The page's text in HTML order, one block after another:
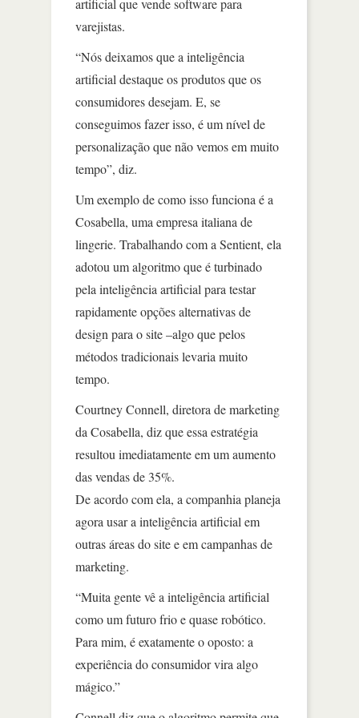
varejistas.
“Nós deixamos que a inteligência
artificial destaque os produtos que os
consumidores desejam. E, se
conseguimos fazer isso, é um nível de
personalização que não vemos em muito
tempo”, diz.
Um exemplo de como isso funciona é a
Cosabella, uma empresa italiana de
lingerie. Trabalhando com a Sentient, ela
adotou um algoritmo que é turbinado
pela inteligência artificial para testar
rapidamente opções alternativas de
design para o site –algo que pelos
métodos tradicionais levaria muito
tempo.
Courtney Connell, diretora de marketing
da Cosabella, diz que essa estratégia
resultou imediatamente em um aumento
das vendas de 35%.
De acordo com ela, a companhia planeja
agora usar a inteligência artificial em
outras áreas do site e em campanhas de
marketing.
“Muita gente vê a inteligência artificial
como um futuro frio e quase robótico.
Para mim, é exatamente o oposto: a
experiência do consumidor vira algo
mágico.”